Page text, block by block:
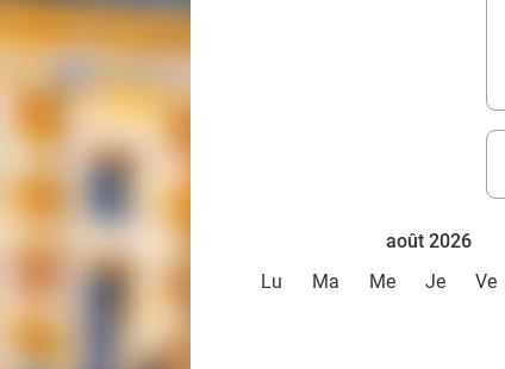
août 2026
Lu
Ma Me Je Ve